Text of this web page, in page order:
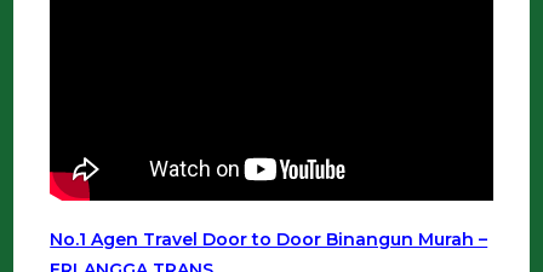
No.1 Agen Travel Door to Door Binangun Murah –